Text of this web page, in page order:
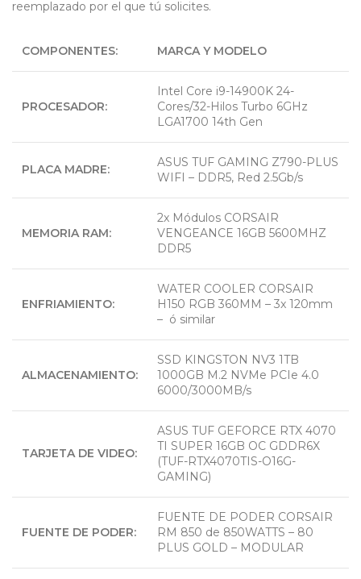
reemplazado por el que tú solicites.
COMPONENTES: MARCA Y MODELO
PROCESADOR:
Intel Core i9-14900K 24-
Cores/32-Hilos Turbo 6GHz
LGA1700 14th Gen
PLACA MADRE:
ASUS TUF GAMING Z790-PLUS
WIFI – DDR5, Red 2.5Gb/s
MEMORIA RAM:
2x Módulos CORSAIR
VENGEANCE 16GB 5600MHZ
DDR5
ENFRIAMIENTO:
WATER COOLER CORSAIR
H150 RGB 360MM – 3x 120mm
– ó similar
ALMACENAMIENTO:
SSD KINGSTON NV3 1TB
1000GB M.2 NVMe PCIe 4.0
6000/3000MB/s
TARJETA DE VIDEO:
ASUS TUF GEFORCE RTX 4070
TI SUPER 16GB OC GDDR6X
(TUF-RTX4070TIS-O16G-
GAMING)
FUENTE DE PODER:
FUENTE DE PODER CORSAIR
RM 850 de 850WATTS – 80
PLUS GOLD – MODULAR